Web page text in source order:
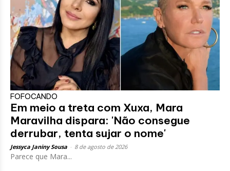
FOFOCANDO
Em meio a treta com Xuxa, Mara
Maravilha dispara: 'Não consegue
derrubar, tenta sujar o nome'
Jessyca Janiny Sousa 8 de agosto de 2026
Parece que Mara...